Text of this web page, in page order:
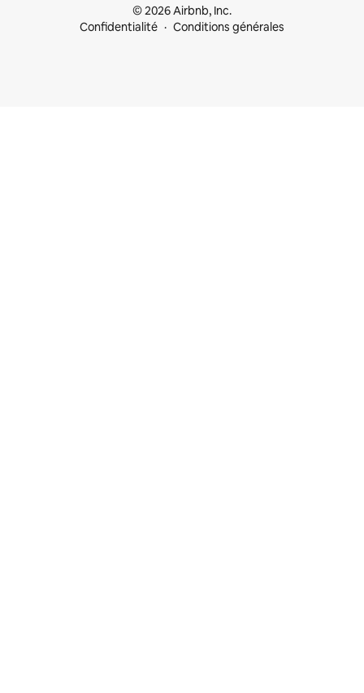
© 2026 Airbnb, Inc.
Confidentialité
Conditions générales